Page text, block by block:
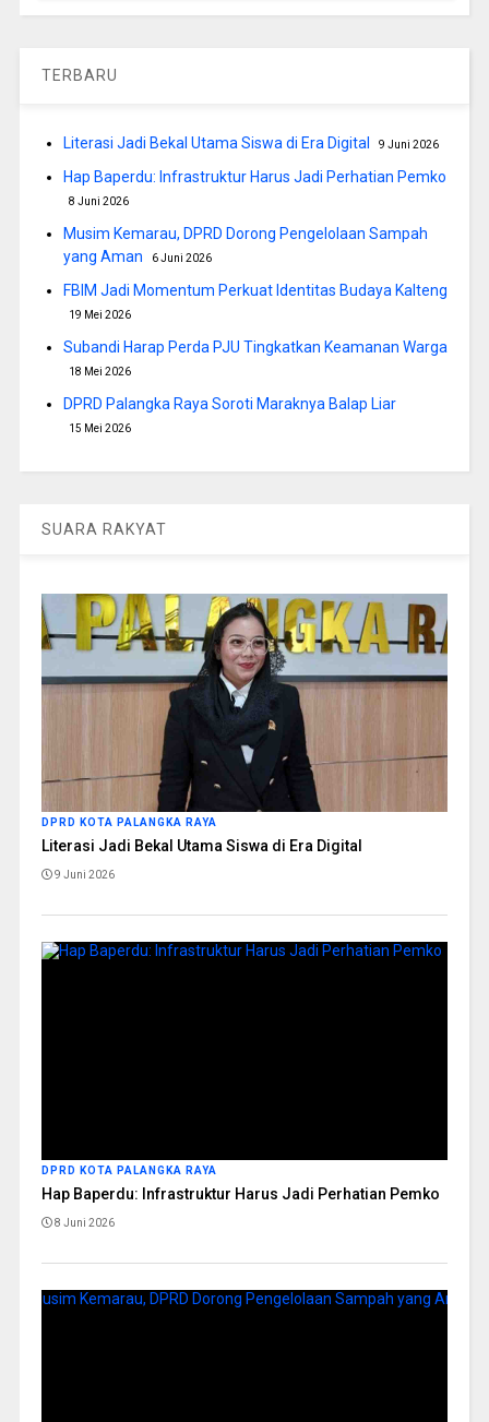
TERBARU
Literasi Jadi Bekal Utama Siswa di Era Digital 9 Juni 2026
Hap Baperdu: Infrastruktur Harus Jadi Perhatian Pemko
8 Juni 2026
Musim Kemarau, DPRD Dorong Pengelolaan Sampah
yang Aman
6 Juni 2026
FBIM Jadi Momentum Perkuat Identitas Budaya Kalteng
19 Mei 2026
Subandi Harap Perda PJU Tingkatkan Keamanan Warga
18 Mei 2026
DPRD Palangka Raya Soroti Maraknya Balap Liar
15 Mei 2026
SUARA RAKYAT
DPRD KOTA PALANGKA RAYA
Literasi Jadi Bekal Utama Siswa di Era Digital
9 Juni 2026
DPRD KOTA PALANGKA RAYA
Hap Baperdu: Infrastruktur Harus Jadi Perhatian Pemko
8 Juni 2026